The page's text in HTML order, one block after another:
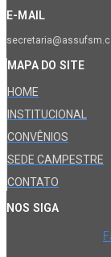
E-MAIL
MAPA DO SITE
HOME
INSTITUCIONAL
CONVÊNIOS
SEDE CAMPESTRE
CONTATO
NOS SIGA